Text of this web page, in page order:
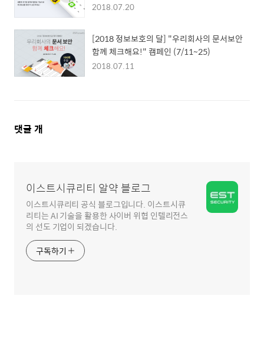
2018.07.20
[2018 정보보호의 달] "우리회사의 문서보안
함께 체크해요!" 캠페인 (7/11~25)
2018.07.11
댓
댓글 개
이스트시큐리티 알약 블로그
이스트시큐리티 공식 블로그입니다. 이스트시큐
리티는 AI 기술을 활용한 사이버 위협 인텔리전스
의 선도 기업이 되겠습니다.
구독하기